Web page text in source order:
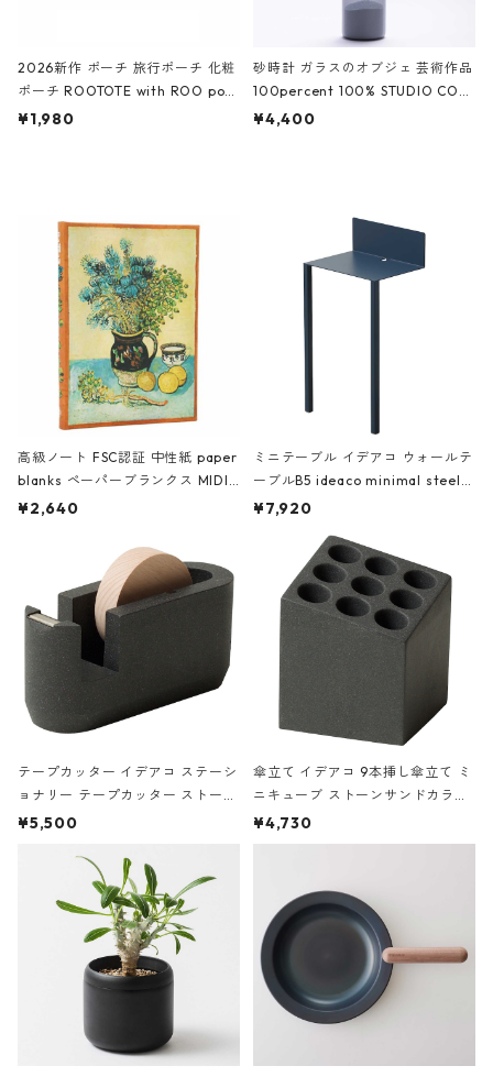
2026新作 ポーチ 旅行ポーチ 化粧
ポーチ ROOTOTE with ROO pou
ch 3532 ルートート WR.ポーチ.ラ
¥1,980
砂時計 ガラスのオブジェ 芸術作品
100percent 100% STUDIO COH
AKU Timeless 100パーセント ス
¥4,400
高級ノート FSC認証 中性紙 paper
blanks ペーパーブランクス MIDI
ハードカバー 罫線 ヴァン・ゴッホ
¥2,640
ミニテーブル イデアコ ウォールテ
ーブルB5 ideaco minimal steel f
urniture WALL Table B5 ネイビー
¥7,920
テープカッター イデアコ ステーシ
ョナリー テープカッター ストーン
サンドカラー 石調 ideaco Station
¥5,500
傘立て イデアコ 9本挿し傘立て ミ
ニキューブ ストーンサンドカラー
石調 ideaco Umbrella Stand CUB
E ストーンサンドブラック
¥4,730